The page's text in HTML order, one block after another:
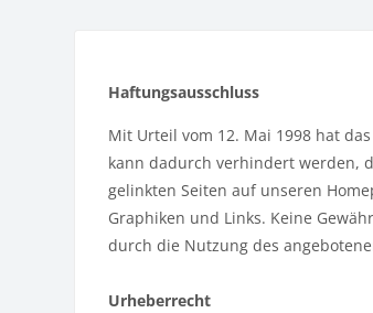
Haftungsausschluss
Mit Urteil vom 12. Mai 1998 hat
kann dadurch verhindert werden,
gelinkten Seiten auf unseren
Graphiken und Links. Keine
durch die Nutzung des
Urheberrecht